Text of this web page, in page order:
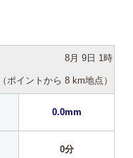
8月 9日 1時
（ポイントから 8 km地点）
0.0mm
0分